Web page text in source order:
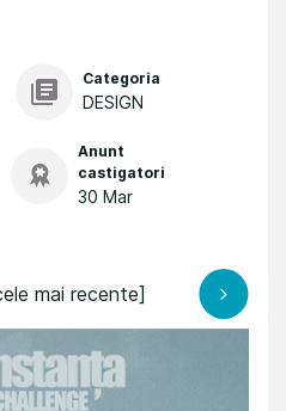
Categoria
DESIGN
Anunt
castigatori
30 Mar
mai recente]